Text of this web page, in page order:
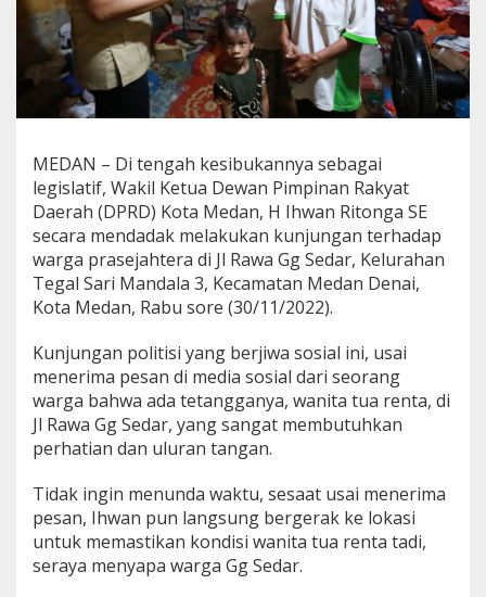
a
n
R
i
t
o
a
C
e
k
K
o
n
d
s
i
2
W
a
n
i
a
T
u
a
R
MEDAN – Di tengah kesibukannya sebagai
legislatif, Wakil Ketua Dewan Pimpinan Rakyat
Daerah (DPRD) Kota Medan, H Ihwan Ritonga SE
secara mendadak melakukan kunjungan terhadap
warga prasejahtera di Jl Rawa Gg Sedar, Kelurahan
Tegal Sari Mandala 3, Kecamatan Medan Denai,
Kota Medan, Rabu sore (30/11/2022).
Kunjungan politisi yang berjiwa sosial ini, usai
menerima pesan di media sosial dari seorang
warga bahwa ada tetangganya, wanita tua renta, di
Jl Rawa Gg Sedar, yang sangat membutuhkan
perhatian dan uluran tangan.
Tidak ingin menunda waktu, sesaat usai menerima
pesan, Ihwan pun langsung bergerak ke lokasi
untuk memastikan kondisi wanita tua renta tadi,
seraya menyapa warga Gg Sedar.